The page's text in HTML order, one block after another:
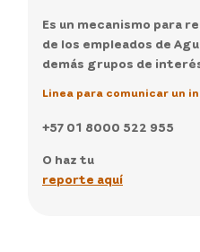
Es un mecanismo para
de los empleados de
demás grupos de
Linea para comunicar un
+57 01 8000 522 955
O haz tu
reporte aquí